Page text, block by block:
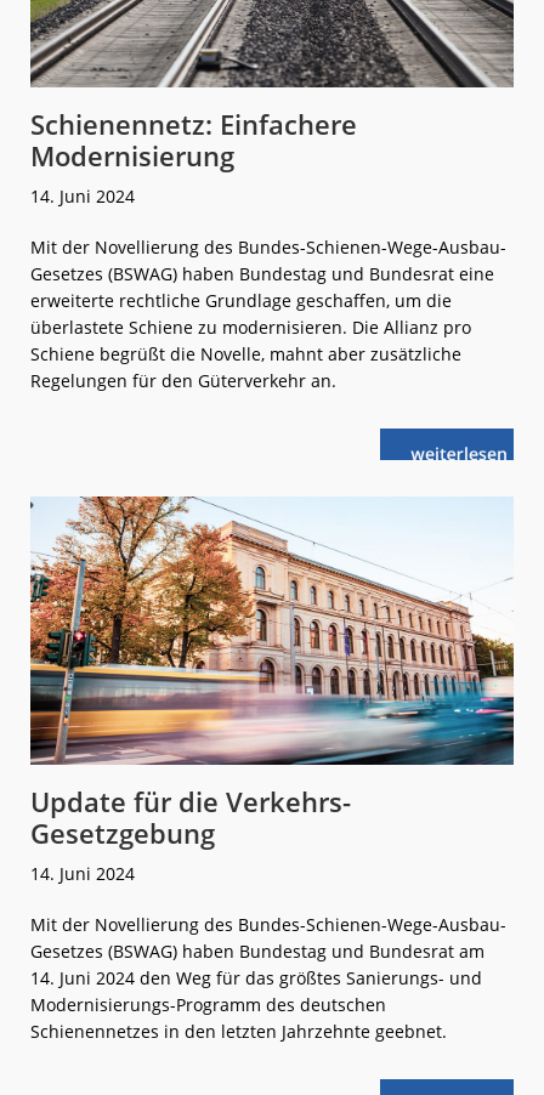
Schienennetz: Einfachere
Modernisierung
14. Juni 2024
Mit der Novellierung des Bundes-Schienen-Wege-Ausbau-
Gesetzes (BSWAG) haben Bundestag und Bundesrat eine
erweiterte rechtliche Grundlage geschaffen, um die
überlastete Schiene zu modernisieren. Die Allianz pro
Schiene begrüßt die Novelle, mahnt aber zusätzliche
Regelungen für den Güterverkehr an.
weiterlese
nSchienennetz:
Update für die Verkehrs-
Gesetzgebung
14. Juni 2024
Mit der Novellierung des Bundes-Schienen-Wege-Ausbau-
Gesetzes (BSWAG) haben Bundestag und Bundesrat am
14. Juni 2024 den Weg für das größtes Sanierungs- und
Modernisierungs-Programm des deutschen
Schienennetzes in den letzten Jahrzehnte geebnet.